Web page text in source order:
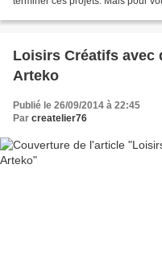
Loisirs Créatifs avec
Arteko
Publié le 26/09/2014 à 22:45
Par createlier76